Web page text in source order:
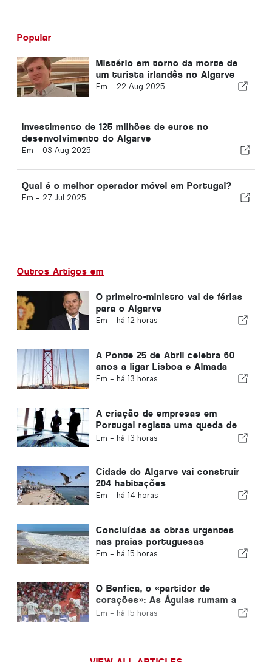
Popular
Mistério em torno da morte de
um turista irlandês no Algarve
Em - 22 Aug 2025
Investimento de 125 milhões de euros no
desenvolvimento do Algarve
Em - 03 Aug 2025
Qual é o melhor operador móvel em Portugal?
Em - 27 Jul 2025
Outros Artigos em
O primeiro-ministro vai de férias
para o Algarve
Em - há 12 horas
A Ponte 25 de Abril celebra 60
anos a ligar Lisboa e Almada
Em - há 13 horas
A criação de empresas em
Portugal regista uma queda de
4,2%
Em - há 13 horas
Cidade do Algarve vai construir
204 habitações
Em - há 14 horas
Concluídas as obras urgentes
nas praias portuguesas
Em - há 15 horas
O Benfica, o «partidor de
corações»: As Águias rumam a
Edimburgo com um pé já na fase
Em - há 15 horas